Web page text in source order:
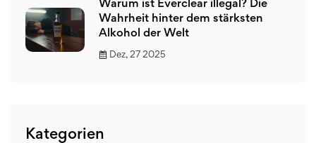
Warum ist Everclear illegal? Die
Wahrheit hinter dem stärksten
Alkohol der Welt
Dez, 27 2025
Kategorien